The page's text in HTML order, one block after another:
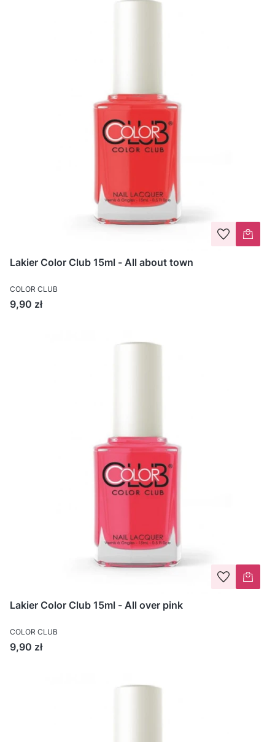
Lakier Color Club 15ml - All about town
COLOR CLUB
Cena
9,90 zł
Lakier Color Club 15ml - All over pink
COLOR CLUB
Cena
9,90 zł